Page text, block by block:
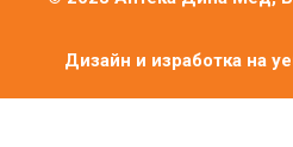
Дизайн и изработка на